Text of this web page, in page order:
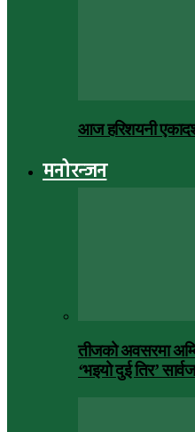
आज हरिशयनी
मनोरन्जन
तीजको अवसरमा
‘भइयो दुई तिर’